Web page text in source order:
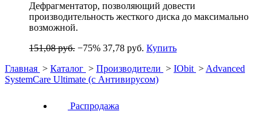
Дефрагментатор, позволяющий довести
производительность жесткого диска до максимально
возможной.
151,08 руб. −75% 37,78 руб. Купить
Главная > Каталог > Производители > IObit > Advanced
SystemCare Ultimate (с Антивирусом)
Распродажа